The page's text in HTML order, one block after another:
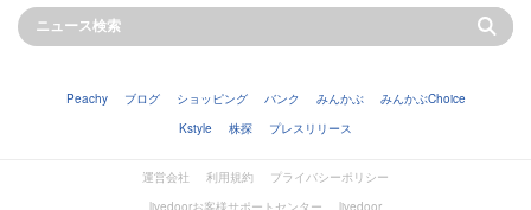
Peachy ブログ ショッピング バンク みんかぶ
みんかぶChoice
Kstyle
株探 プレスリリース
運営会社 利用規約
プライバシーポリシー
livedoorお客様サポートセンター
livedoor